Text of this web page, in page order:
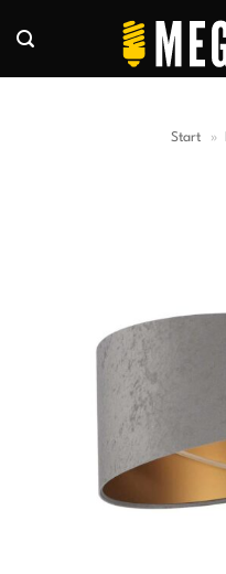
Inhalt
springen
Start »